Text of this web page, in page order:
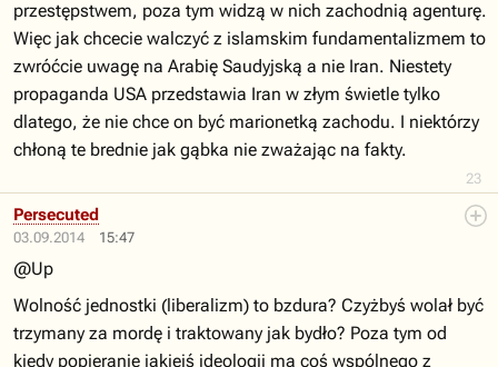
23
przestępstwem, poza tym widzą w nich zachodnią agenturę.
Więc jak chcecie walczyć z islamskim fundamentalizmem to
zwróćcie uwagę na Arabię Saudyjską a nie Iran. Niestety
propaganda USA przedstawia Iran w złym świetle tylko
dlatego, że nie chce on być marionetką zachodu. I niektórzy
chłoną te brednie jak gąbka nie zważając na fakty.
03.09.2014 15:47
Persecuted
@Up
Wolność jednostki (liberalizm) to bzdura? Czyżbyś wolał być
trzymany za mordę i traktowany jak bydło? Poza tym od
kiedy popieranie jakiejś ideologii ma coś wspólnego z